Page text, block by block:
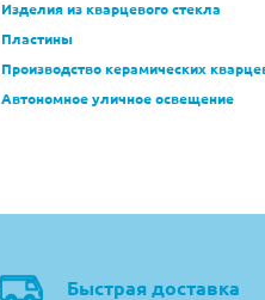
Изделия из кварцевого стекла
Пластины
Производство керамических
Автономное уличное освещение
Быстрая доставка